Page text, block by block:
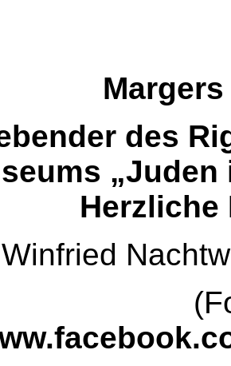
des
Herzliche
Winfried